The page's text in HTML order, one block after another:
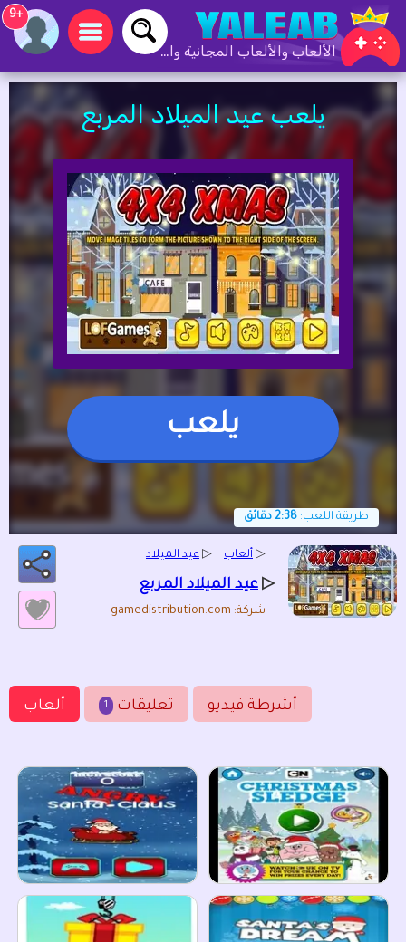
الألعاب والألعاب المجانية والألعاب عبر الإنترنت
+9
يلعب عيد الميلاد المربع
يلعب
طريقة اللعب: 2:38 دقائق
▷ ألعاب ▷ عيد الميلاد
▷ عيد الميلاد المربع
شركة: gamedistribution.com
ألعاب 1 تعليقات أشرطة فيديو